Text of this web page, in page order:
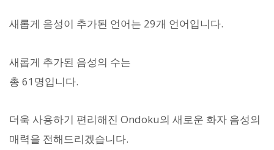
새롭게 음성이 추가된 언어는 29개 언어입니다.
새롭게 추가된 음성의 수는
총 61명입니다.
더욱 사용하기 편리해진 Ondoku의 새로운 화자 음성의
매력을 전해드리겠습니다.